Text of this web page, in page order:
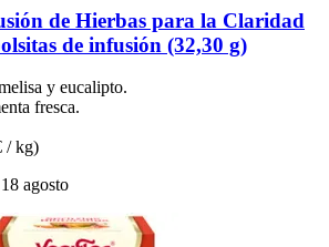
de Hierbas para la Claridad
de infusión (32,30 g)
y eucalipto.
fresca.
/ kg)
agosto